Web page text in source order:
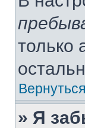
только
» Я